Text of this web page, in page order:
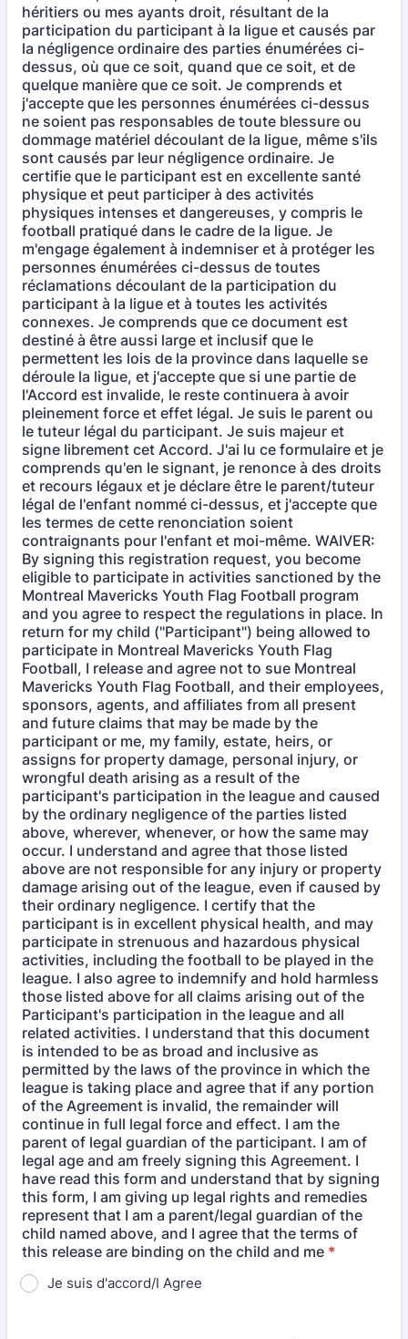
héritiers ou mes ayants droit, résultant de la
participation du participant à la ligue et causés par
la négligence ordinaire des parties énumérées ci-
dessus, où que ce soit, quand que ce soit, et de
quelque manière que ce soit. Je comprends et
j'accepte que les personnes énumérées ci-dessus
ne soient pas responsables de toute blessure ou
dommage matériel découlant de la ligue, même s'ils
sont causés par leur négligence ordinaire. Je
certifie que le participant est en excellente santé
physique et peut participer à des activités
physiques intenses et dangereuses, y compris le
football pratiqué dans le cadre de la ligue. Je
m'engage également à indemniser et à protéger les
personnes énumérées ci-dessus de toutes
réclamations découlant de la participation du
participant à la ligue et à toutes les activités
connexes. Je comprends que ce document est
destiné à être aussi large et inclusif que le
permettent les lois de la province dans laquelle se
déroule la ligue, et j'accepte que si une partie de
l'Accord est invalide, le reste continuera à avoir
pleinement force et effet légal. Je suis le parent ou
le tuteur légal du participant. Je suis majeur et
signe librement cet Accord. J'ai lu ce formulaire et je
comprends qu'en le signant, je renonce à des droits
et recours légaux et je déclare être le parent/tuteur
légal de l'enfant nommé ci-dessus, et j'accepte que
les termes de cette renonciation soient
contraignants pour l'enfant et moi-même. WAIVER:
By signing this registration request, you become
eligible to participate in activities sanctioned by the
Montreal Mavericks Youth Flag Football program
and you agree to respect the regulations in place. In
return for my child ("Participant") being allowed to
participate in Montreal Mavericks Youth Flag
Football, I release and agree not to sue Montreal
Mavericks Youth Flag Football, and their employees,
sponsors, agents, and affiliates from all present
and future claims that may be made by the
participant or me, my family, estate, heirs, or
assigns for property damage, personal injury, or
wrongful death arising as a result of the
participant's participation in the league and caused
by the ordinary negligence of the parties listed
above, wherever, whenever, or how the same may
occur. I understand and agree that those listed
above are not responsible for any injury or property
damage arising out of the league, even if caused by
their ordinary negligence. I certify that the
participant is in excellent physical health, and may
participate in strenuous and hazardous physical
activities, including the football to be played in the
league. I also agree to indemnify and hold harmless
those listed above for all claims arising out of the
Participant's participation in the league and all
related activities. I understand that this document
is intended to be as broad and inclusive as
permitted by the laws of the province in which the
league is taking place and agree that if any portion
of the Agreement is invalid, the remainder will
continue in full legal force and effect. I am the
parent of legal guardian of the participant. I am of
legal age and am freely signing this Agreement. I
have read this form and understand that by signing
this form, I am giving up legal rights and remedies
represent that I am a parent/legal guardian of the
child named above, and I agree that the terms of
this release are binding on the child and me *
Je suis d'accord/I Agree